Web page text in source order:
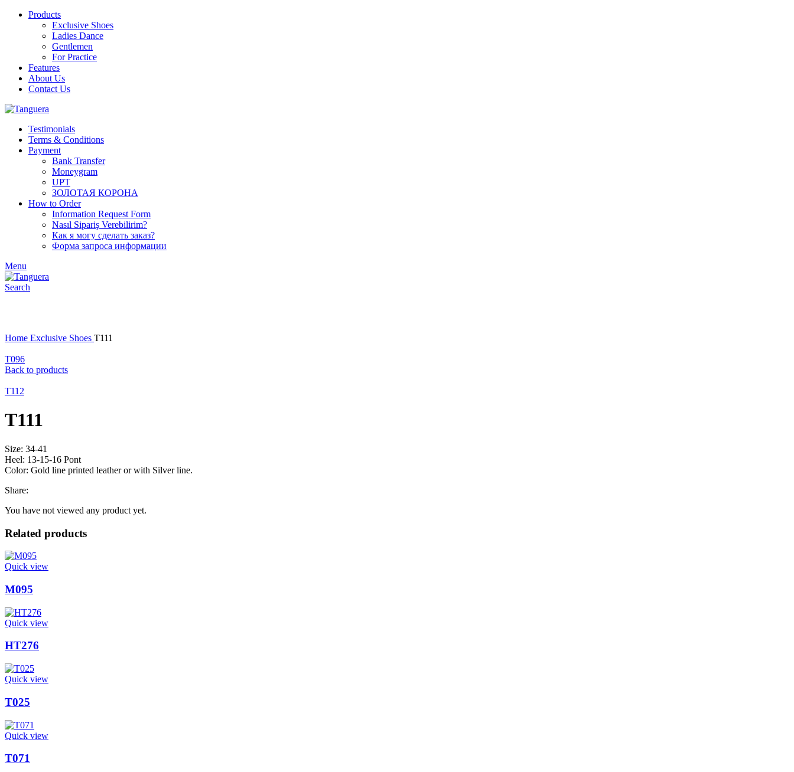
Products
Exclusive Shoes
Ladies Dance
Gentlemen
For Practice
Features
About Us
Contact Us
Testimonials
Terms & Conditions
Payment
Bank Transfer
Moneygram
UPT
ЗОЛОТАЯ КОРОНА
How to Order
Information Request Form
Nasıl Sipariş Verebilirim?
Как я могу сделать заказ?
Форма запроса информации
Menu
Search
Home Exclusive Shoes T111
T096
Back to products
T112
T111
Size: 34-41
Heel: 13-15-16 Pont
Color: Gold line printed leather or with Silver line.
Share:
You have not viewed any product yet.
Related products
Quick view
M095
Quick view
HT276
Quick view
T025
Quick view
T071